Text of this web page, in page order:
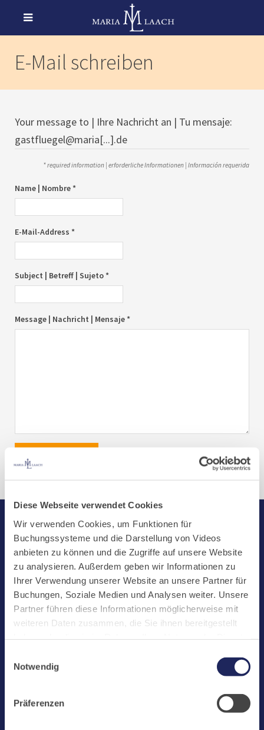
Diese Webseite verwendet Cookies
Wir verwenden Cookies, um Funktionen für
Buchungssysteme und die Darstellung von Videos
anbieten zu können und die Zugriffe auf unsere Website
zu analysieren. Außerdem geben wir Informationen zu
Ihrer Verwendung unserer Website an unsere Partner für
Buchungen, Soziale Medien und Analysen weiter. Unsere
Partner führen diese Informationen möglicherweise mit
weiteren Daten zusammen, die Sie ihnen bereitgestellt
challenges.cloudflare.com: Wir verwenden das online
Buchungssystem MEWS in unserem Hotel und unserem
übermittelt. Cookies von eu5.bookingkit.de: Wir
Notwendig
Präferenzen
E-Mail schreiben
Your message to | Ihre Nachricht an | Tu mensaje:
gastfluegel@maria[...].de
* required information | erforderliche Informationen | Información requerida
Name | Nombre *
E-Mail-Address *
Subject | Betreff | Sujeto *
Message | Nachricht | Mensaje *
Start
Aktuelles
Kloster
Klosterbetriebe
Spenden
Laacher See